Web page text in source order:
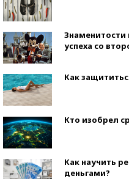
успеха со
Как
Кто изобрел
Как научить
деньгами?